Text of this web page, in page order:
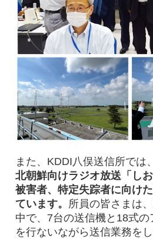
また、KDDI八俣送信所では
北朝鮮向けラジオ放送「し
被害者、特定失踪者に向け
ています。 所員の皆さまは
中で、7台の送信機と18式
を行ないながら送信業務を